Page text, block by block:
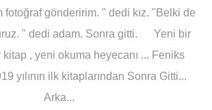
fotoğraf gönderirim. " dedi kız. "Belki de
" dedi adam. Sonra gitti. Yeni bir
, yeni okuma heyecanı ... Feniks
yılının ilk kitaplarından Sonra Gitti...
Arka...